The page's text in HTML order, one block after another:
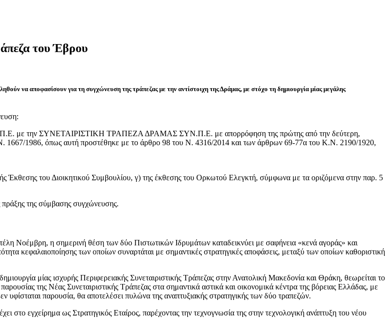
του Έβρου
να αποφασίσουν για τη συγχώνευση της τράπεζας με την αντίστοιχη της Δράμας, με στόχο τη δημιουργία μίας μεγάλης
με την ΣΥΝΕΤΑΙΡΙΣΤΙΚΗ ΤΡΑΠΕΖΑ ΔΡΑΜΑΣ ΣΥΝ.Π.Ε. με απορρόφηση της πρώτης από την δεύτερη,
1667/1986, όπως αυτή προστέθηκε με το άρθρο 98 του Ν. 4316/2014 και των άρθρων 69-77α του Κ.Ν. 2190/1920,
Έκθεσης του Διοικητικού Συμβουλίου, γ) της έκθεσης του Ορκωτού Ελεγκτή, σύμφωνα με τα οριζόμενα στην παρ. 5
της σύμβασης συγχώνευσης.
Νοέμβρη, η σημερινή θέση των δύο Πιστωτικών Ιδρυμάτων καταδεικνύει με σαφήνεια «κενά αγοράς» και
κεφαλαιοποίησης των οποίων συναρτάται με σημαντικές στρατηγικές αποφάσεις, μεταξύ των οποίων καθοριστική
μίας ισχυρής Περιφερειακής Συνεταιριστικής Τράπεζας στην Ανατολική Μακεδονία και Θράκη, θεωρείται το
της Νέας Συνεταιριστικής Τράπεζας στα σημαντικά αστικά και οικονομικά κέντρα της βόρειας Ελλάδας, με
παρουσία, θα αποτελέσει πυλώνα της αναπτυξιακής στρατηγικής των δύο τραπεζών.
εγχείρημα ως Στρατηγικός Εταίρος, παρέχοντας την τεχνογνωσία της στην τεχνολογική ανάπτυξη του νέου